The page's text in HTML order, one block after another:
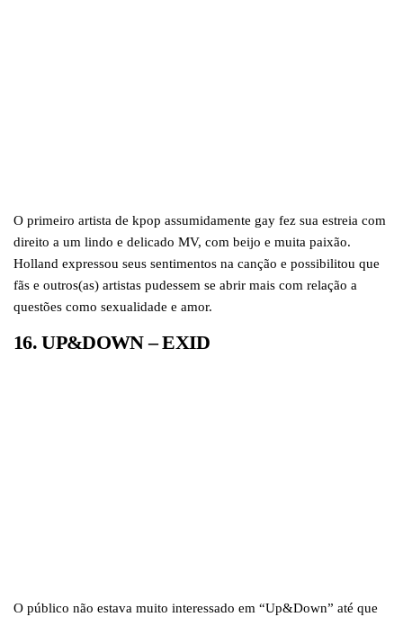
O primeiro artista de kpop assumidamente gay fez sua estreia com
direito a um lindo e delicado MV, com beijo e muita paixão.
Holland expressou seus sentimentos na canção e possibilitou que
fãs e outros(as) artistas pudessem se abrir mais com relação a
questões como sexualidade e amor.
16. UP&DOWN – EXID
O público não estava muito interessado em “Up&Down” até que